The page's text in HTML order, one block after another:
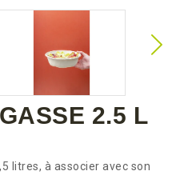
2.5 L
litres, à associer avec son